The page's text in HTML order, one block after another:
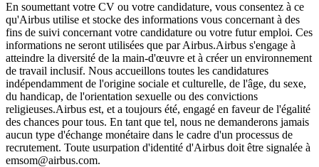
En soumettant votre CV ou votre candidature, vous consentez à ce
qu'Airbus utilise et stocke des informations vous concernant à des
fins de suivi concernant votre candidature ou votre futur emploi. Ces
informations ne seront utilisées que par Airbus.Airbus s'engage à
atteindre la diversité de la main-d'œuvre et à créer un environnement
de travail inclusif. Nous accueillons toutes les candidatures
indépendamment de l'origine sociale et culturelle, de l'âge, du sexe,
du handicap, de l'orientation sexuelle ou des convictions
religieuses.Airbus est, et a toujours été, engagé en faveur de l'égalité
des chances pour tous. En tant que tel, nous ne demanderons jamais
aucun type d'échange monétaire dans le cadre d'un processus de
recrutement. Toute usurpation d'identité d'Airbus doit être signalée à
emsom@airbus.com.